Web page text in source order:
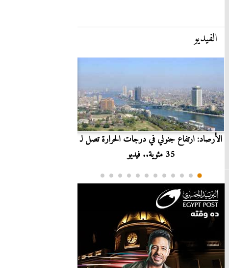
الفيديو
الأرصاد: ارتفاع جنوني في درجات الحرارة تصل لـ
35 مئوية.. فيديو